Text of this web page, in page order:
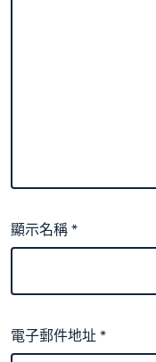
顯示名稱*
電子郵件地址*